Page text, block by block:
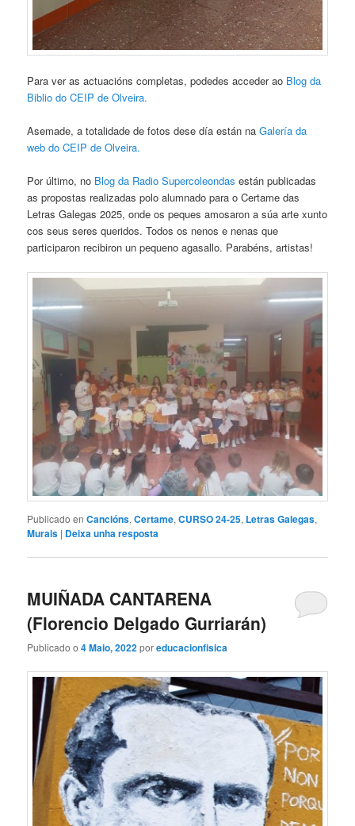
Para ver as actuacións completas, podedes acceder ao Blog da
Biblio do CEIP de Olveira.
Asemade, a totalidade de fotos dese día están naGalería da
web do CEIP de Olveira.
Por último, no Blog da Radio Supercoleondas están publicadas
as propostas realizadas polo alumnado para o Certame das
Letras Galegas 2025, onde os peques amosaron a súa arte xunto
cos seus seres queridos. Todos os nenos e nenas que
participaron recibiron un pequeno agasallo. Parabéns, artistas!
Publicado en Cancións,Certame,CURSO 24-25, Letras Galegas,
Murais | Deixa unha resposta
MUIÑADA CANTARENA
(Florencio Delgado Gurriarán)
Publicado o4 Maio, 2022poreducacionfisica